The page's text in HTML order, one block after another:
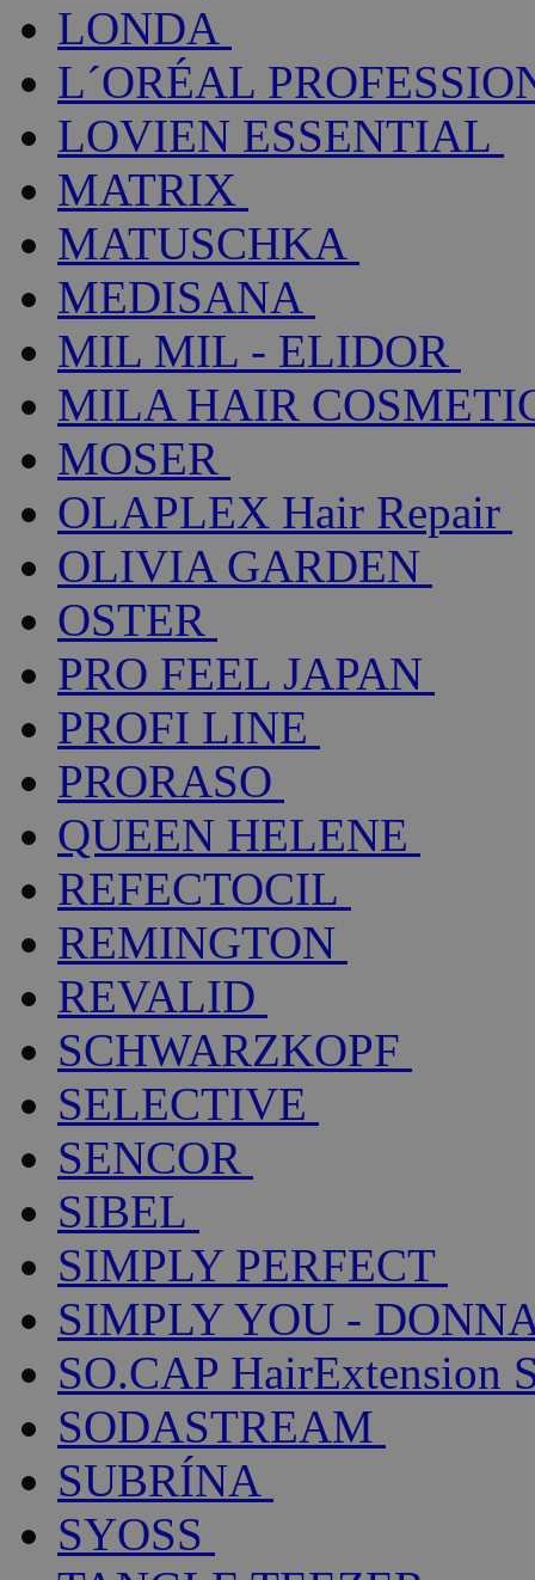
LONDA
L´ORÉAL
LOVIEN ESSENTIAL
MATRIX
MATUSCHKA
MEDISANA
MIL MIL - ELIDOR
MILA HAIR
MOSER
OLAPLEX Hair Repair
OLIVIA GARDEN
OSTER
PRO FEEL JAPAN
PROFI LINE
PRORASO
QUEEN HELENE
REFECTOCIL
REMINGTON
REVALID
SCHWARZKOPF
SELECTIVE
SENCOR
SIBEL
SIMPLY PERFECT
SIMPLY YOU -
SO.CAP HairExtension
SODASTREAM
SUBRÍNA
SYOSS